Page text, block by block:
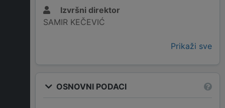
Izvršni direktor
SAMIR KEČEVIĆ
Prikaži sve
OSNOVNI PODACI